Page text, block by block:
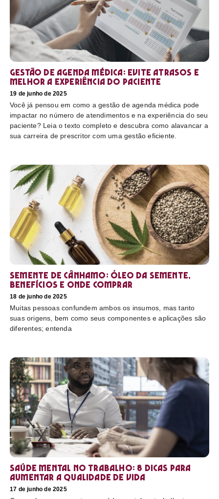
Gestão de agenda médica: Evite atrasos e
melhor a experiência do paciente
19 de junho de 2025
Você já pensou em como a gestão de agenda médica pode
impactar no número de atendimentos e na experiência do seu
paciente? Leia o texto completo e descubra como alavancar a
sua carreira de prescritor com uma gestão eficiente.
Semente de cânhamo: óleo da semente,
benefícios e onde comprar
18 de junho de 2025
Muitas pessoas confundem ambos os insumos, mas tanto
suas origens, bem como seus componentes e aplicações são
diferentes; entenda
Saúde mental no trabalho: 8 dicas para
aumentar a qualidade de vida
17 de junho de 2025